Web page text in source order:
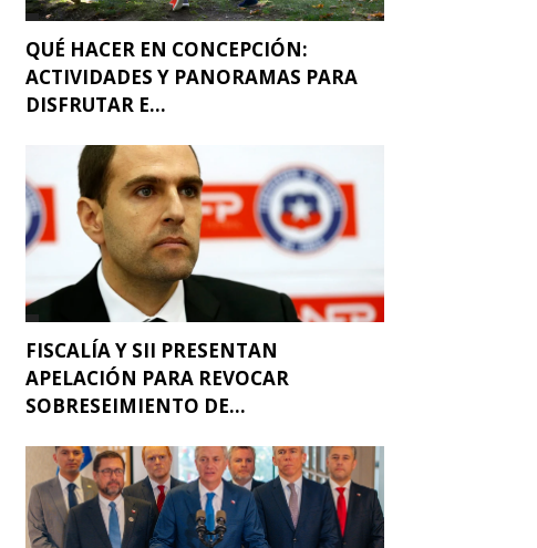
QUÉ HACER EN CONCEPCIÓN:
ACTIVIDADES Y PANORAMAS PARA
DISFRUTAR E...
FISCALÍA Y SII PRESENTAN
APELACIÓN PARA REVOCAR
SOBRESEIMIENTO DE...